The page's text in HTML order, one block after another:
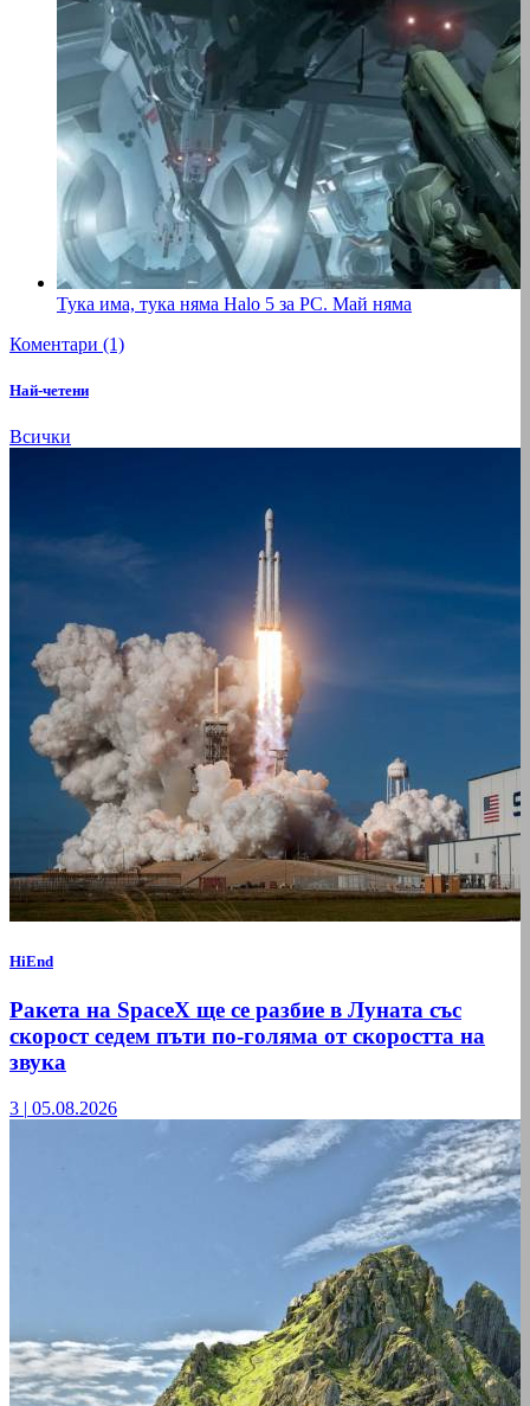
Тука има, тука няма Halo 5 за PC. Май няма
Коментари (1)
Най-четени
Всички
HiEnd
Ракета на SpaceX ще се разбие в Луната със
скорост седем пъти по-голяма от скоростта на
звука
3 | 05.08.2026